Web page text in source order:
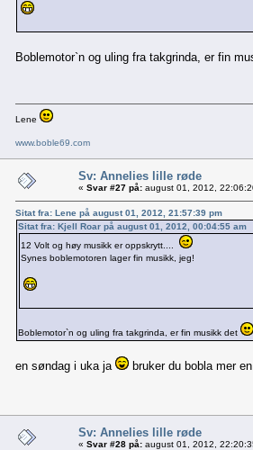
Boblemotor`n og uling fra takgrinda, er fin
Lene
www.boble69.com
Sv: Annelies lille røde
« Svar #27 på: august 01, 2012,
Sitat fra: Lene på august 01, 2012, 21:57:39 pm
Sitat fra: Kjell Roar på august 01, 2012, 00:04:55 am
12 Volt og høy musikk er oppskrytt....
Synes boblemotoren lager fin musikk, jeg!
Boblemotor`n og uling fra takgrinda, er fin musikk det
en søndag i uka ja bruker du bobla mer
Sv: Annelies lille røde
« Svar #28 på: august 01, 2012,